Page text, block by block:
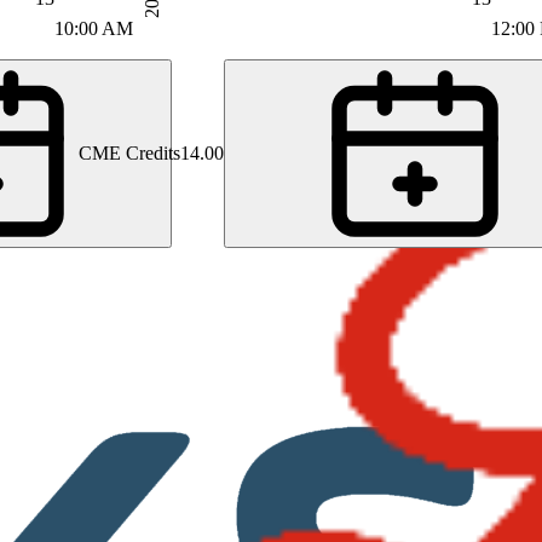
AM10:00 AM
12:00
CME Credits14.00